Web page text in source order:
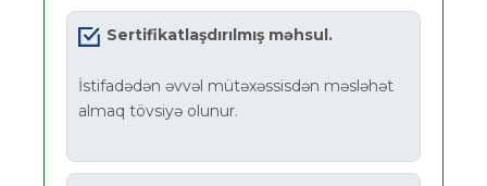
Sertifikatlaşdırılmış məhsul.
İstifadədən əvvəl mütəxəssisdən məsləhət
almaq tövsiyə olunur.